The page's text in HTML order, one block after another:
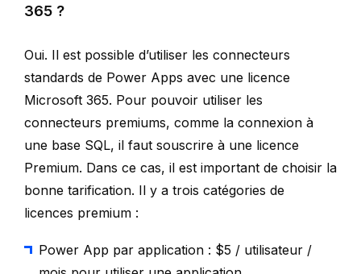
365 ?
Oui. Il est possible d’utiliser les connecteurs
standards de Power Apps avec une licence
Microsoft 365. Pour pouvoir utiliser les
connecteurs premiums, comme la connexion à
une base SQL, il faut souscrire à une licence
Premium. Dans ce cas, il est important de choisir la
bonne tarification. Il y a trois catégories de
licences premium :
Power App par application : $5 / utilisateur /